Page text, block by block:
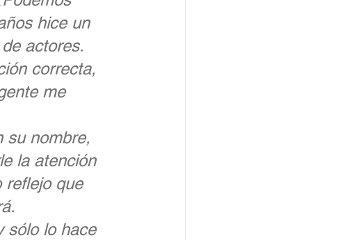
hice un
actores.
correcta,
me
su nombre,
la atención
reflejo que
sólo lo hace